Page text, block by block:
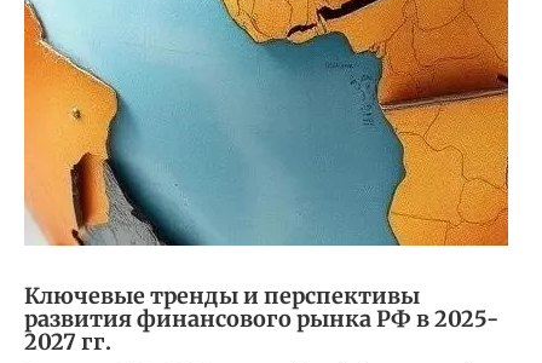
Ключевые тренды и перспективы
развития финансового рынка РФ в 2025-
2027 гг.